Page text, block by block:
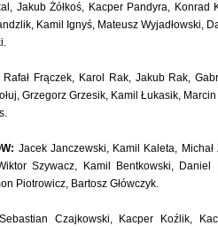
Jakub Żółkoś, Kacper Pandyra, Konrad
Kamil Ignyś, Mateusz Wyjadłowski,
Rafał Frączek, Karol Rak, Jakub Rak,
Grzegorz Grzesik, Kamil Łukasik,
Jacek Janczewski, Kamil Kaleta,
Szywacz, Kamil Bentkowski, Daniel
Piotrowicz, Bartosz Główczyk.
Czajkowski, Kacper Koźlik,